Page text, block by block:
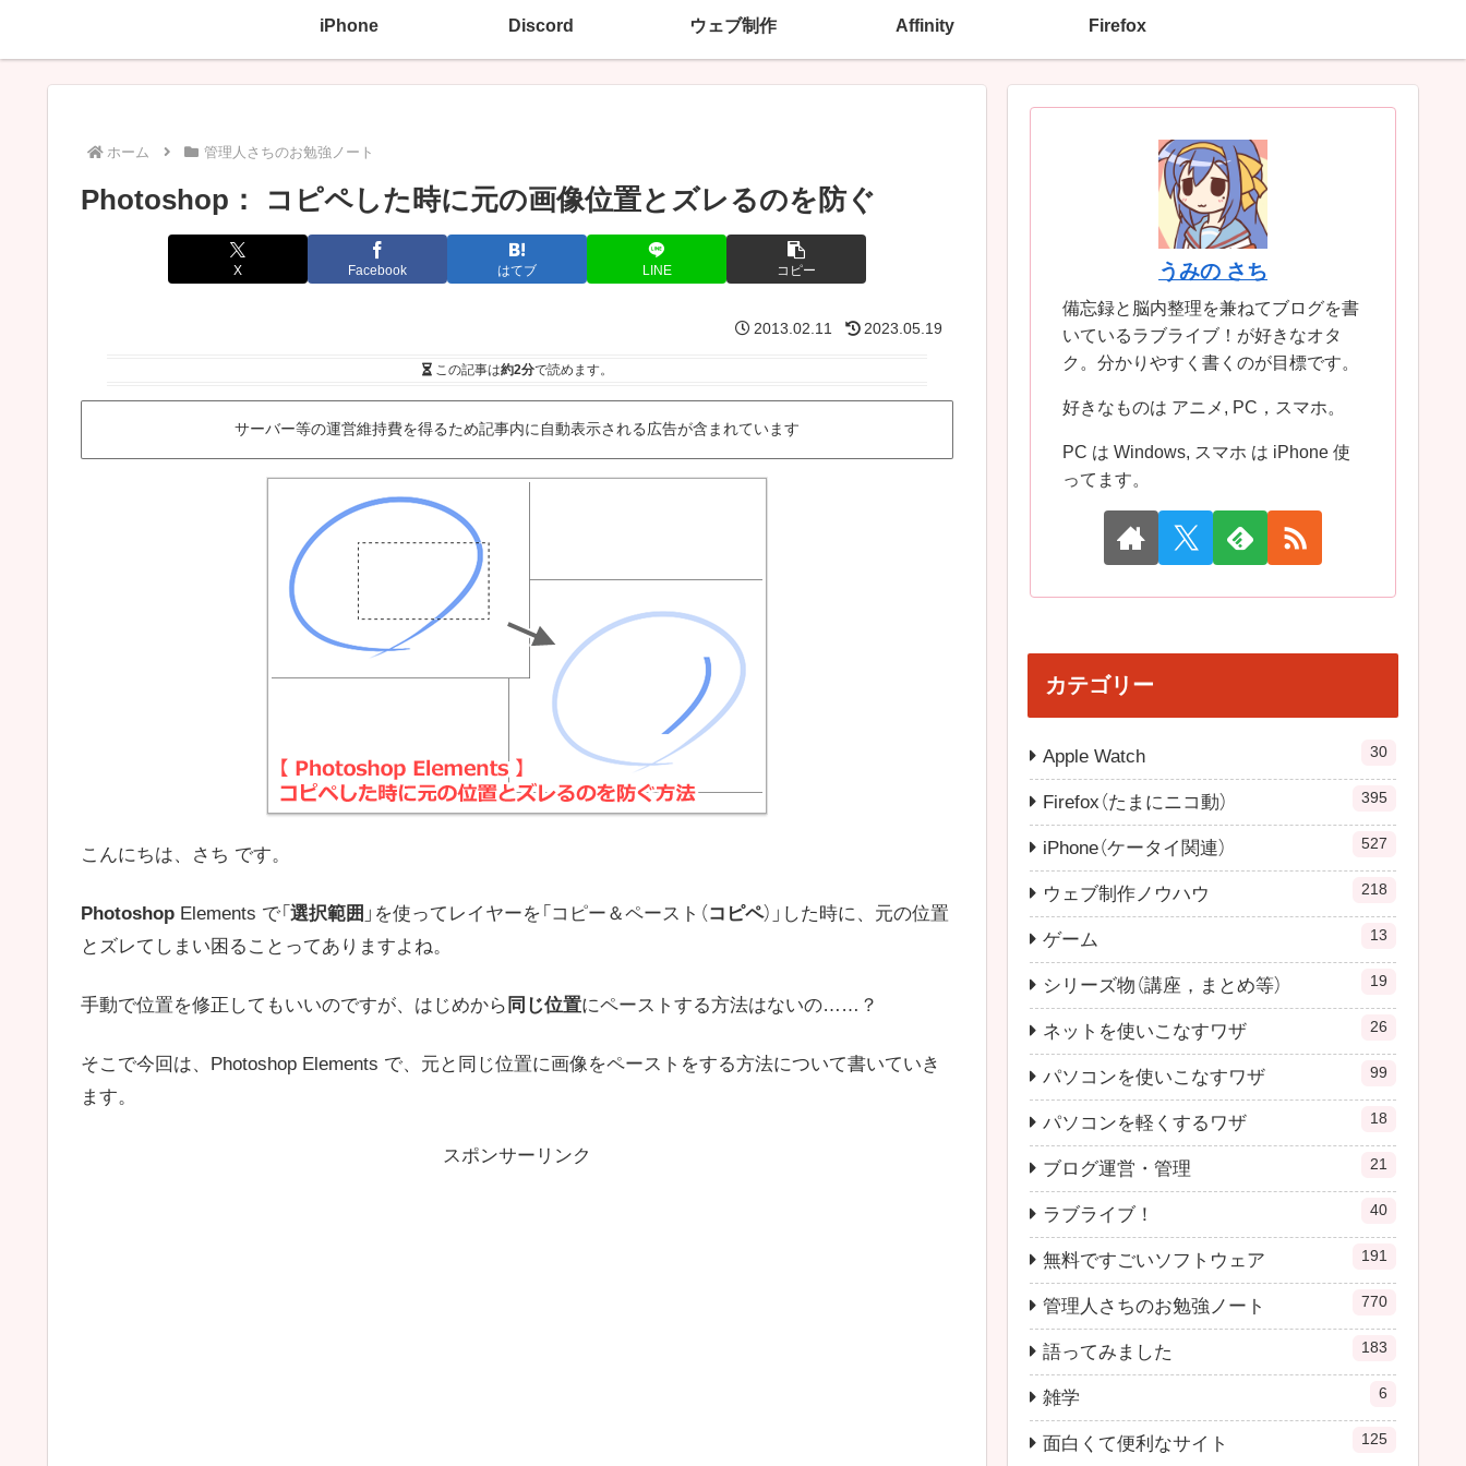
iPhone Discord ウェブ制作 Affinity Firefox
ホーム 管理人さちのお勉強ノート
Photoshop： コピペした時に元の画像位置とズレるのを防ぐ
X Facebook はてブ LINE コピー
2013.02.11 2023.05.19
この記事は約2分で読めます。
サーバー等の運営維持費を得るため記事内に自動表示される広告が含まれています
こんにちは、さち です。
Photoshop Elements で「 選択範囲 」を使ってレイヤーを「コピー＆ペースト（ コピペ）」した時に、元の位置
とズレてしまい困ることってありますよね。
手動で位置を修正してもいいのですが、はじめから 同じ位置にペーストする方法はないの……？
そこで今回は、Photoshop Elements で、元と同じ位置に画像をペーストをする方法について書いていき
ます。
スポンサーリンク
うみの さち
備忘録と脳内整理を兼ねてブログを書
いているラブライブ！が好きなオタ
ク。分かりやすく書くのが目標です。
好きなものは アニメ, PC，スマホ。
PC は Windows, スマホ は iPhone 使
ってます。
カテゴリー
Apple Watch 30
Firefox（たまにニコ動） 395
iPhone（ケータイ関連） 527
ウェブ制作ノウハウ 218
ゲーム 13
シリーズ物（講座，まとめ等） 19
ネットを使いこなすワザ 26
パソコンを使いこなすワザ 99
パソコンを軽くするワザ 18
ブログ運営・管理 21
ラブライブ！ 40
無料ですごいソフトウェア 191
管理人さちのお勉強ノート 770
語ってみました 183
雑学 6
面白くて便利なサイト 125